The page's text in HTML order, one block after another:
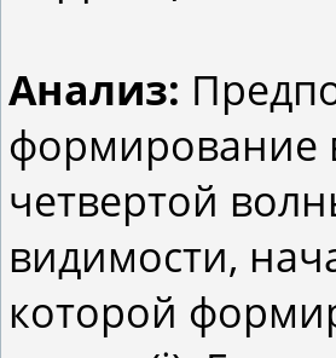
Анализ:
формирование
четвертой
видимости,
которой